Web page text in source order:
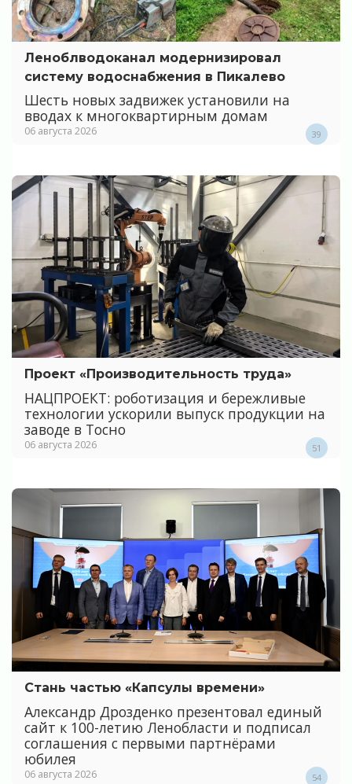
Леноблводоканал модернизировал
систему водоснабжения в Пикалево
Шесть новых задвижек установили на
вводах к многоквартирным домам
06 августа 2026 39
Проект «Производительность труда»
НАЦПРОЕКТ: роботизация и бережливые
технологии ускорили выпуск продукции на
заводе в Тосно
06 августа 2026 51
Стань частью «Капсулы времени»
Александр Дрозденко презентовал единый
сайт к 100-летию Ленобласти и подписал
соглашения с первыми партнёрами
юбилея
06 августа 2026 54